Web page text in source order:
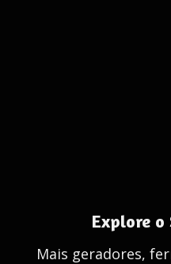
Explore o
Mais geradores,